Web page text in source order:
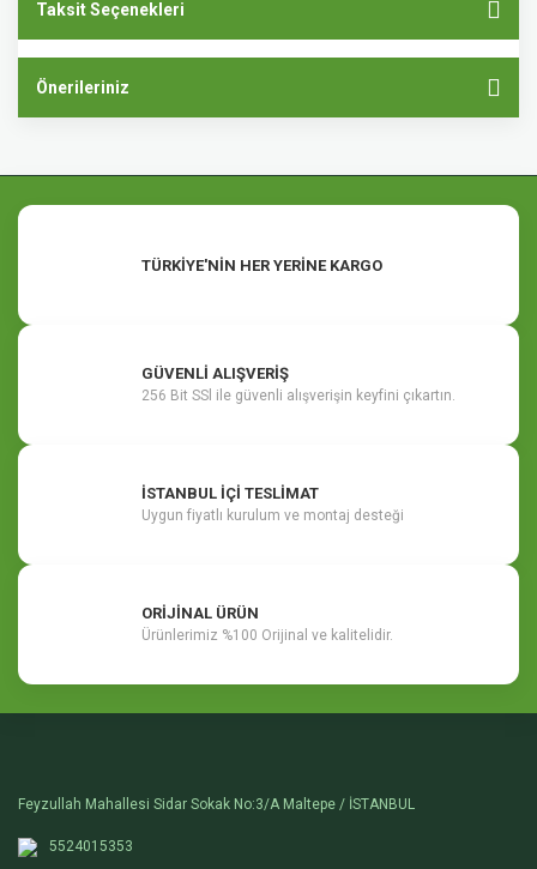
Taksit Seçenekleri
Önerileriniz
TÜRKİYE'NİN HER YERİNE KARGO
GÜVENLİ ALIŞVERİŞ
256 Bit SSl ile güvenli alışverişin keyfini çıkartın.
İSTANBUL İÇİ TESLİMAT
Uygun fiyatlı kurulum ve montaj desteği
ORİJİNAL ÜRÜN
Ürünlerimiz %100 Orijinal ve kalitelidir.
Feyzullah Mahallesi Sidar Sokak No:3/A Maltepe / İSTANBUL
5524015353